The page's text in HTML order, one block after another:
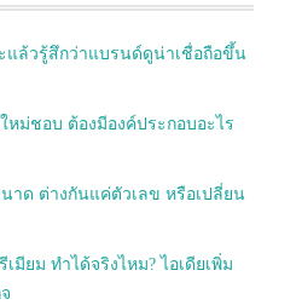
แล้วรู้สึกว่าแบรนด์ดูน่าเชื่อถือขึ้น
ม่ชอบ ต้องมีองค์ประกอบอะไร
ด ต่างกันแค่ตัวเลข หรือเปลี่ยน
ยม ทำได้จริงไหม? ไอเดียเพิ่ม